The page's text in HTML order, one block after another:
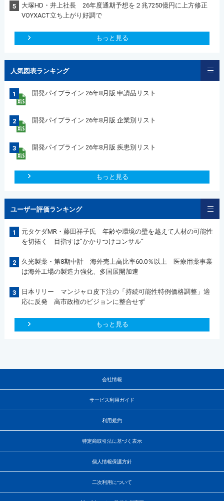
5
大塚HD・井上社長 26年度通期予想を２兆7250億円に上方修正
VOYXACT立ち上がり好調で
もっと見る
人気図表ランキング
1 開発パイプライン 26年8月版 申請品リスト
2 開発パイプライン 26年8月版 企業別リスト
3 開発パイプライン 26年8月版 疾患別リスト
もっと見る
ユーザー評価ランキング
1
元タケダMR・藤田祥子氏 年齢や環境の壁を越えて人材の可能性
を切拓く 目指すは”かかりつけコンサル“
2
久光製薬・第8期中計 海外売上高比率60.0％以上 医療用薬事業
は海外工場の製造力強化、多国展開加速
3
日本リリー マンジャロ皮下注の「持続可能性特例価格調整」適
応に反発 高市政権のビジョンに整合せず
もっと見る
会社情報
サービス利用ガイド
利用規約
特定商取引法に基づく表示
個人情報保護方針
二次利用について